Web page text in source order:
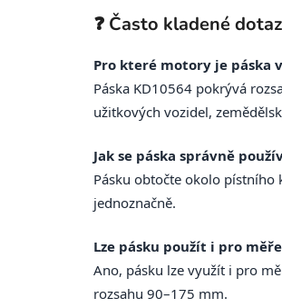
❓ Často kladené
Pro které motory je páska
Páska KD10564 pokrývá
užitkových vozidel,
Jak se páska správně
Pásku obtočte okolo pístního
jednoznačně.
Lze pásku použít i pro
Ano, pásku lze využít i pro
rozsahu 90–175 mm.